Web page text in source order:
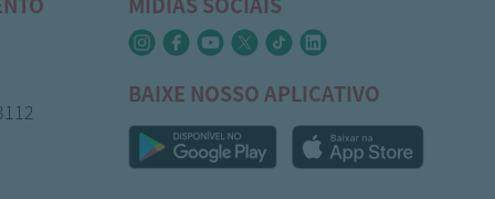
BAIXE NOSSO APLICATIVO